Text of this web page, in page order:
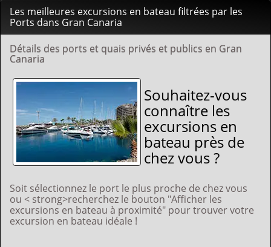
Les meilleures excursions en bateau filtrées par les
Ports dans Gran Canaria
Détails des ports et quais privés et publics en Gran
Canaria
Souhaitez-vous
connaître les
excursions en
bateau près de
chez vous ?
Soit sélectionnez le port le plus proche de chez vous
ou < strong>recherchez le bouton "Afficher les
excursions en bateau à proximité" pour trouver votre
excursion en bateau idéale !